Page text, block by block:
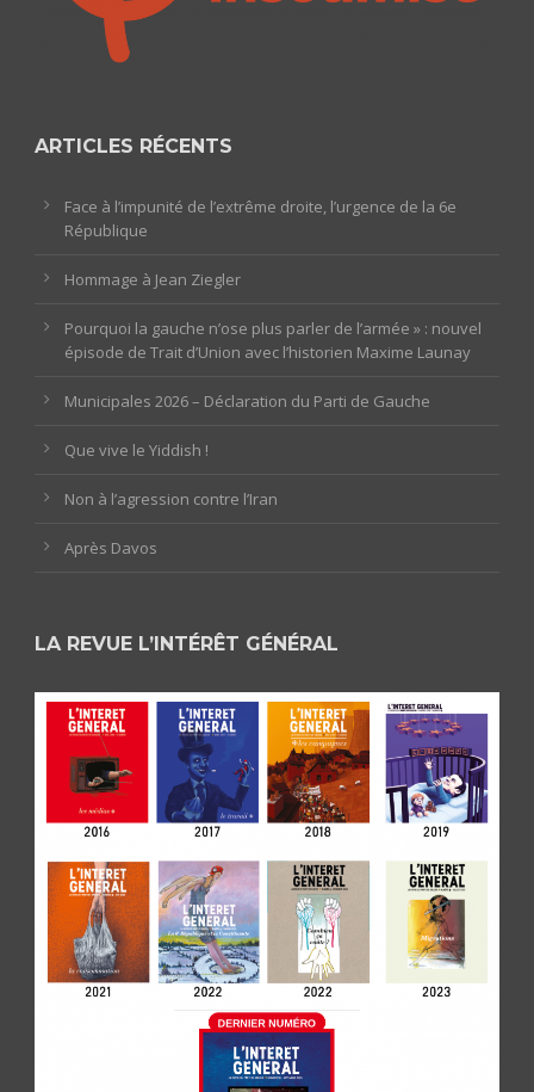
ARTICLES RÉCENTS
Face à l’impunité de l’extrême droite, l’urgence de la 6e
République
Hommage à Jean Ziegler
Pourquoi la gauche n’ose plus parler de l’armée » : nouvel
épisode de Trait d’Union avec l’historien Maxime Launay
Municipales 2026 – Déclaration du Parti de Gauche
Que vive le Yiddish !
Non à l’agression contre l’Iran
Après Davos
LA REVUE L’INTÉRÊT GÉNÉRAL